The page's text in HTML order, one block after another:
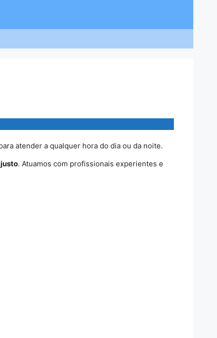
atender a qualquer hora do dia ou da noite.
. Atuamos com profissionais experientes e